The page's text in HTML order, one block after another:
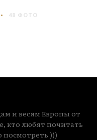
48 ФОТО
и весям Европы от
кто любят почитать
посмотреть )))